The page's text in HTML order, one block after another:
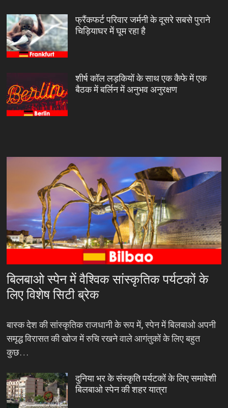
फ्रैंकफर्ट परिवार जर्मनी के दूसरे सबसे पुराने
चिड़ियाघर में घूम रहा है
शीर्ष कॉल लड़कियों के साथ एक कैफे में एक
बैठक में बर्लिन में अनुभव अनुरक्षण
बिलबाओ स्पेन में वैश्विक सांस्कृतिक पर्यटकों के
लिए विशेष सिटी ब्रेक
बास्क देश की सांस्कृतिक राजधानी के रूप में, स्पेन में बिलबाओ अपनी
समृद्ध विरासत की खोज में रुचि रखने वाले आगंतुकों के लिए बहुत
कुछ…
दुनिया भर के संस्कृति पर्यटकों के लिए समावेशी
बिलबाओ स्पेन की शहर यात्रा